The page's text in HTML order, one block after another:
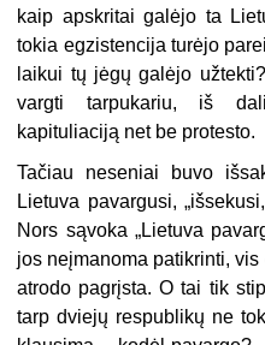
kaip apskritai galėjo ta
tokia egzistencija turėjo
laikui tų jėgų galėjo
vargti tarpukariu, iš
kapituliaciją net be protesto.
Tačiau neseniai buvo
Lietuva pavargusi,
Nors sąvoka „Lietuva
jos neįmanoma patikrinti,
atrodo pagrįsta. O tai tik
tarp dviejų respublikų ne